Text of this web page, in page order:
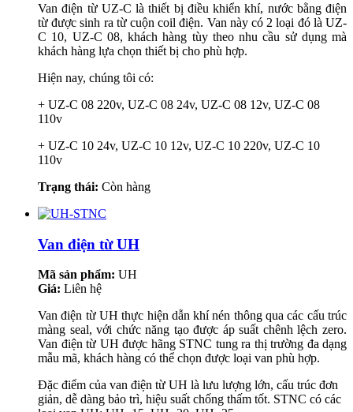
Van điện từ UZ-C là thiết bị điều khiển khí, nước bằng điện
từ được sinh ra từ cuộn coil điện. Van này có 2 loại đó là UZ-
C 10, UZ-C 08, khách hàng tùy theo nhu cầu sử dụng mà
khách hàng lựa chọn thiết bị cho phù hợp.
Hiện nay, chúng tôi có:
+ UZ-C 08 220v, UZ-C 08 24v, UZ-C 08 12v, UZ-C 08
110v
+ UZ-C 10 24v, UZ-C 10 12v, UZ-C 10 220v, UZ-C 10
110v
Trạng thái: Còn hàng
Van điện từ UH
Mã sản phẩm: UH
Giá: Liên hệ
Van điện từ UH thực hiện dẫn khí nén thông qua các cấu trúc
màng seal, với chức năng tạo được áp suất chênh lệch zero.
Van điện từ UH được hãng STNC tung ra thị trường đa dạng
mẫu mã, khách hàng có thể chọn được loại van phù hợp.
Đặc điểm của van điện từ UH là lưu lượng lớn, cấu trúc đơn
giản, dễ dàng bảo trì, hiệu suất chống thấm tốt. STNC có các